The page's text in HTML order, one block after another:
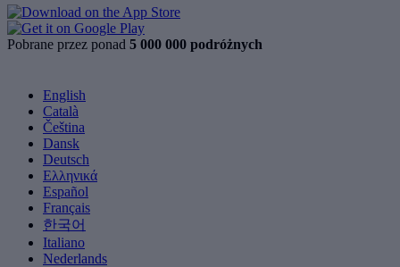
Pobrane przez ponad 5 000 000 podróżnych
English
Català
Čeština
Dansk
Deutsch
Ελληνικά
Español
Français
한국어
Italiano
Nederlands